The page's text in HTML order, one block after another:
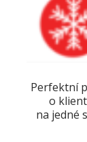
Perfektní
o
na jedné